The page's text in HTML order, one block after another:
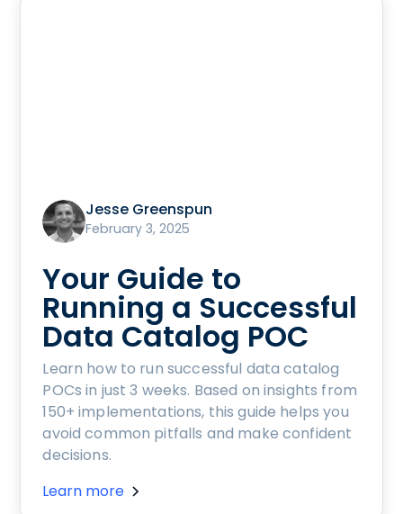
Jesse Greenspun
February 3, 2025
Your Guide to
Running a Successful
Data Catalog POC
Learn how to run successful data catalog
POCs in just 3 weeks. Based on insights from
150+ implementations, this guide helps you
avoid common pitfalls and make confident
decisions.
Learn more